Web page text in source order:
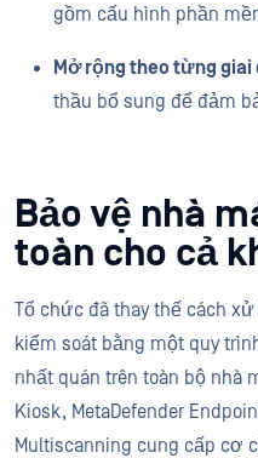
gồm cấu hình phần
Mở rộng theo từng giai
thầu bổ sung để đảm
Bảo vệ nhà
toàn cho cả
Tổ chức đã thay thế cách
kiểm soát bằng một quy
nhất quán trên toàn bộ nhà
Kiosk, MetaDefender
Multiscanning cung cấp cơ